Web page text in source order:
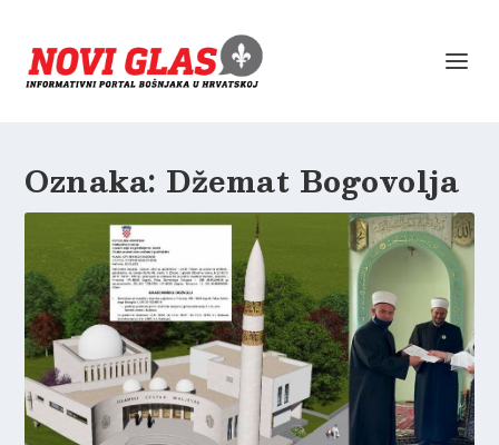
Oznaka: Džemat Bogovolja